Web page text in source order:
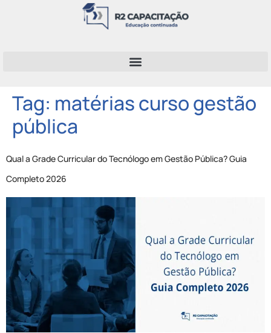
Tag: matérias curso gestão
pública
Qual a Grade Curricular do Tecnólogo em Gestão Pública? Guia
Completo 2026